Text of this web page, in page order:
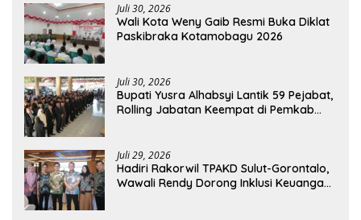
Juli 30, 2026
Wali Kota Weny Gaib Resmi Buka Diklat
Paskibraka Kotamobagu 2026
Juli 30, 2026
Bupati Yusra Alhabsyi Lantik 59 Pejabat,
Rolling Jabatan Keempat di Pemkab
Juli 29, 2026
Hadiri Rakorwil TPAKD Sulut-Gorontalo,
Wawali Rendy Dorong Inklusi Keuangan